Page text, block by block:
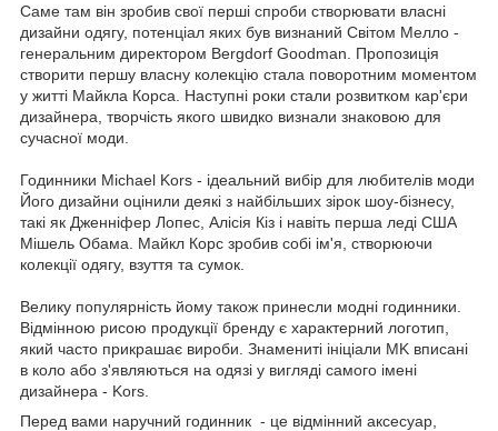
Саме там він зробив свої перші спроби створювати власні
дизайни одягу, потенціал яких був визнаний Світом Мелло -
генеральним директором Bergdorf Goodman. Пропозиція
створити першу власну колекцію стала поворотним моментом
у житті Майкла Корса. Наступні роки стали розвитком кар'єри
дизайнера, творчість якого швидко визнали знаковою для
сучасної моди.
Годинники Michael Kors - ідеальний вибір для любителів моди
Його дизайни оцінили деякі з найбільших зірок шоу-бізнесу,
такі як Дженніфер Лопес, Алісія Кіз і навіть перша леді США
Мішель Обама. Майкл Корс зробив собі ім'я, створюючи
колекції одягу, взуття та сумок.
Велику популярність йому також принесли модні годинники.
Відмінною рисою продукції бренду є характерний логотип,
який часто прикрашає вироби. Знамениті ініціали MK вписані
в коло або з'являються на одязі у вигляді самого імені
дизайнера - Kors.
Перед вами наручний годинник - це відмінний аксесуар,